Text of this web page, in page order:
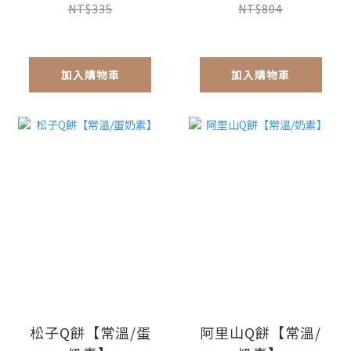
NT$335
加入購物車
NT$804
加入購物車
松子Q餅【常溫/蛋
阿里山Q餅【常溫/